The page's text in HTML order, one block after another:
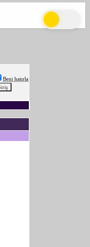
Beni hatırla